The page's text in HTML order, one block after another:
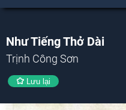
Như Tiếng Thở Dài
Trịnh Công Sơn
Lưu lại